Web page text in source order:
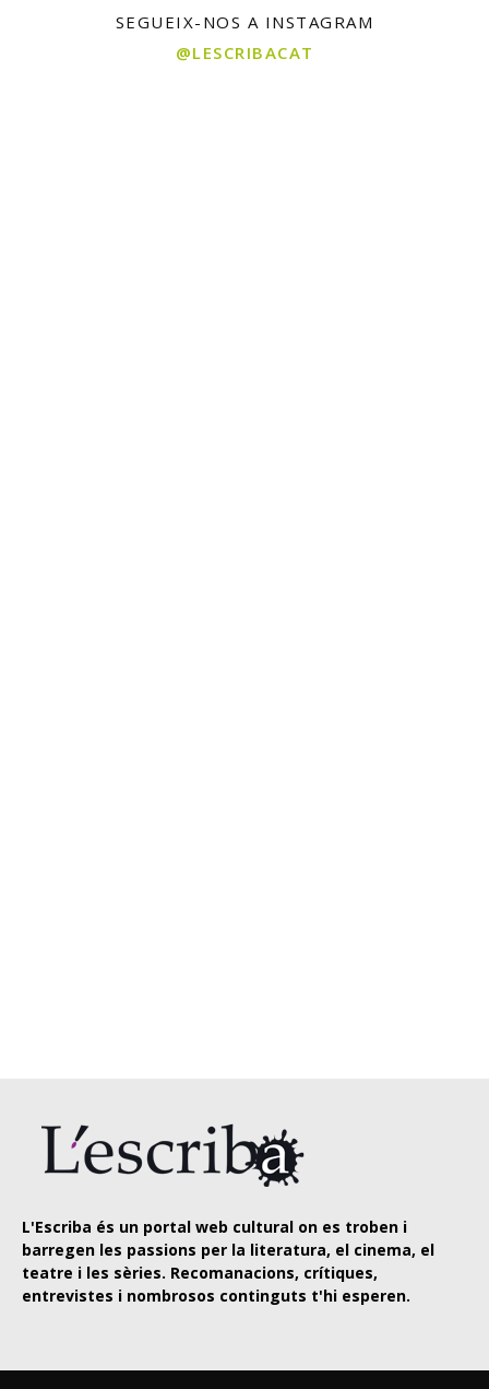
SEGUEIX-NOS A INSTAGRAM
@LESCRIBACAT
L'Escriba és un portal web cultural on es troben i
barregen les passions per la literatura, el cinema, el
teatre i les sèries. Recomanacions, crítiques,
entrevistes i nombrosos continguts t'hi esperen.